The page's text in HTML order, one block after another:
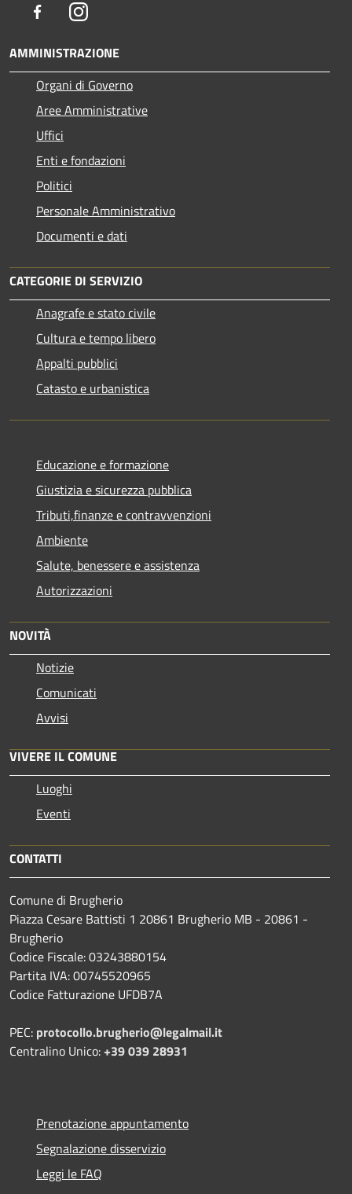
FacebookInstagram
AMMINISTRAZIONE
Organi di Governo
Aree Amministrative
Uffici
Enti e fondazioni
Politici
Personale Amministrativo
Documenti e dati
CATEGORIE DI SERVIZIO
Anagrafe e stato civile
Cultura e tempo libero
Appalti pubblici
Catasto e urbanistica
Educazione e formazione
Giustizia e sicurezza pubblica
Tributi,finanze e contravvenzioni
Ambiente
Salute, benessere e assistenza
Autorizzazioni
NOVITÀ
Notizie
Comunicati
Avvisi
VIVERE IL COMUNE
Luoghi
Eventi
CONTATTI
Comune di Brugherio
Piazza Cesare Battisti 1 20861 Brugherio MB - 20861 -
Brugherio
Codice Fiscale: 03243880154
Partita IVA: 00745520965
Codice Fatturazione UFDB7A
PEC: protocollo.brugherio@legalmail.it
Centralino Unico:+39 039 28931
Prenotazione appuntamento
Segnalazione disservizio
Leggi le FAQ